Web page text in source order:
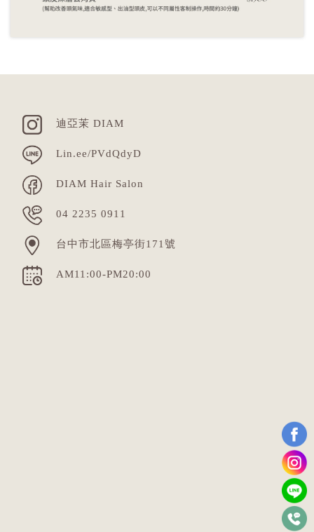
迪亞茉 DIAM
Lin.ee/PVdQdyD
DIAM Hair Salon
04 2235 0911
台中市北區梅亭街171號
AM11:00-PM20:00